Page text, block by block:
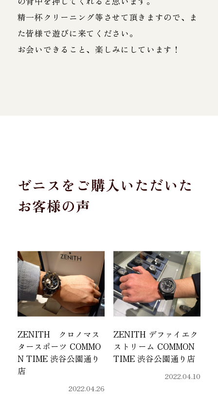
精一杯クリーニング等させて頂きますので、ま
た皆様で遊びに来てください。
お会いできること、楽しみにしています！
ゼニスをご購入いただいた
お客様の声
ZENITH クロノマス
タースポーツ COMMO
N TIME 渋谷公園通り
店
2022.04.26
ZENITH デファイエク
ストリーム COMMON
TIME 渋谷公園通り店
2022.04.10